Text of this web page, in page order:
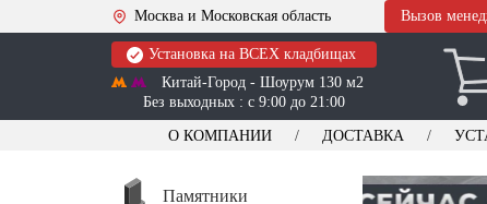
Москва и Московская область Вызов
Установка на ВСЕХ кладбищах
Китай-Город - Шоурум 130 м2
Без выходных : с 9:00 до 21:00
О КОМПАНИИ ДОСТАВКА
Памятники